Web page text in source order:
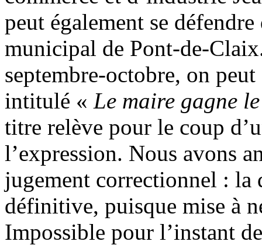
peut également se
municipal de Pont-de-
septembre-octobre, on
intitulé « Le maire gagne
titre relève pour le coup
l’expression. Nous avons
jugement correctionnel : la
définitive, puisque mise à
Impossible pour l’instant